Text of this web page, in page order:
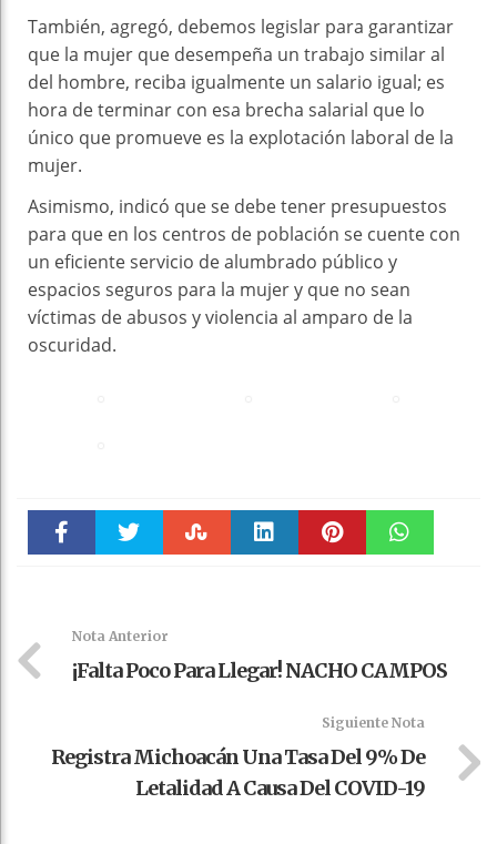
También, agregó, debemos legislar para garantizar
que la mujer que desempeña un trabajo similar al
del hombre, reciba igualmente un salario igual; es
hora de terminar con esa brecha salarial que lo
único que promueve es la explotación laboral de la
mujer.
Asimismo, indicó que se debe tener presupuestos
para que en los centros de población se cuente con
un eficiente servicio de alumbrado público y
espacios seguros para la mujer y que no sean
víctimas de abusos y violencia al amparo de la
oscuridad.
Nota Anterior
¡Falta Poco Para Llegar! NACHO CAMPOS
Siguiente Nota
Registra Michoacán Una Tasa Del 9% De
Letalidad A Causa Del COVID-19